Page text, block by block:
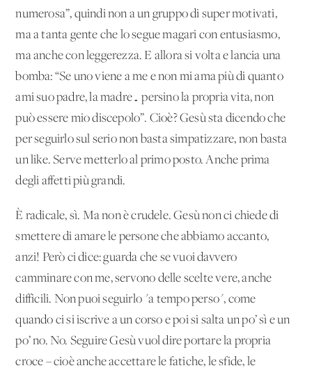
numerosa”, quindi non a un gruppo di super motivati,
ma a tanta gente che lo segue magari con entusiasmo,
ma anche con leggerezza. E allora si volta e lancia una
bomba: “Se uno viene a me e non mi ama più di quanto
ami suo padre, la madre… persino la propria vita, non
può essere mio discepolo”. Cioè? Gesù sta dicendo che
per seguirlo sul serio non basta simpatizzare, non basta
un like. Serve metterlo al primo posto. Anche prima
degli affetti più grandi.
È radicale, sì. Ma non è crudele. Gesù non ci chiede di
smettere di amare le persone che abbiamo accanto,
anzi! Però ci dice: guarda che se vuoi davvero
camminare con me, servono delle scelte vere, anche
difficili. Non puoi seguirlo "a tempo perso", come
quando ci si iscrive a un corso e poi si salta un po’ sì e un
po’ no. No. Seguire Gesù vuol dire portare la propria
croce – cioè anche accettare le fatiche, le sfide, le